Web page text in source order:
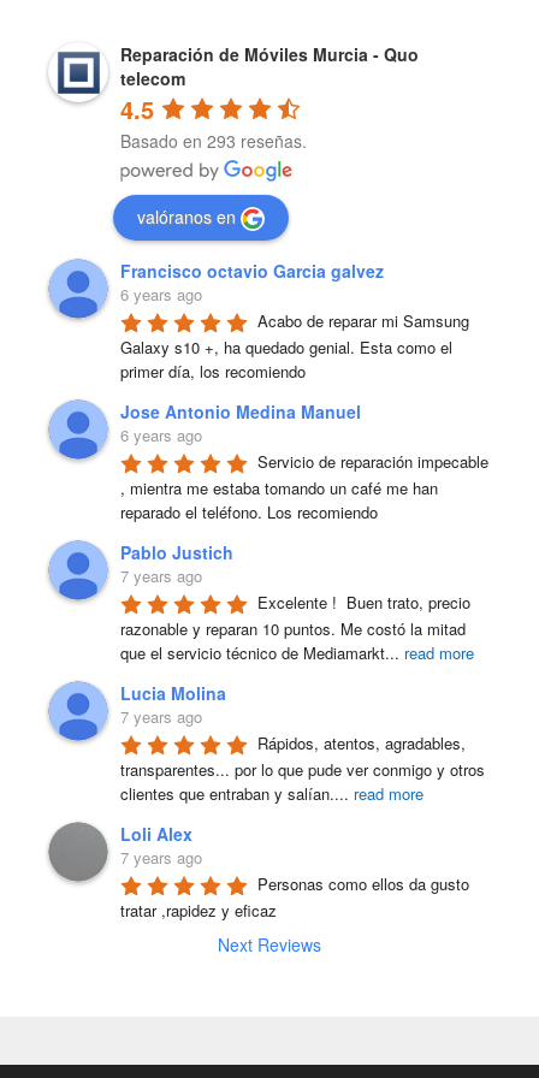
Reparación de Móviles Murcia - Quo
telecom
4.5
Basado en 293 reseñas.
valóranos en
Francisco octavio Garcia galvez
6 years ago
Acabo de reparar mi Samsung
Galaxy s10 +, ha quedado genial. Esta como el
primer día, los recomiendo
Jose Antonio Medina Manuel
6 years ago
Servicio de reparación impecable
, mientra me estaba tomando un café me han
reparado el teléfono. Los recomiendo
Pablo Justich
7 years ago
Excelente !  Buen trato, precio
razonable y reparan 10 puntos. Me costó la mitad
que el servicio técnico de Mediamarkt... read more
Lucia Molina
7 years ago
Rápidos, atentos, agradables,
transparentes... por lo que pude ver conmigo y otros
clientes que entraban y salían.... read more
Loli Alex
7 years ago
Personas como ellos da gusto
tratar ,rapidez y eficaz
Next Reviews